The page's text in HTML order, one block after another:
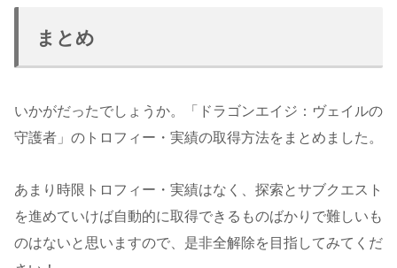
まとめ
いかがだったでしょうか。「ドラゴンエイジ：ヴェイルの
守護者」のトロフィー・実績の取得方法をまとめました。
あまり時限トロフィー・実績はなく、探索とサブクエスト
を進めていけば自動的に取得できるものばかりで難しいも
のはないと思いますので、是非全解除を目指してみてくだ